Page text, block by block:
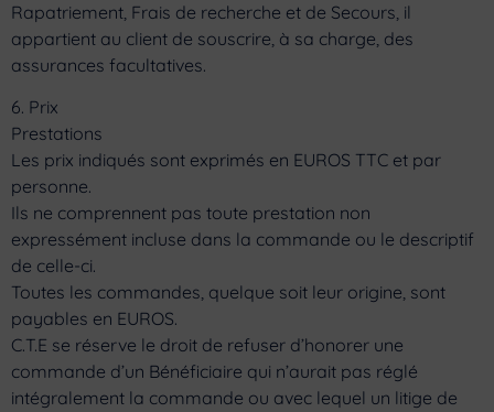
Rapatriement, Frais de recherche et de Secours, il
appartient au client de souscrire, à sa charge, des
assurances facultatives.
6. Prix
Prestations
Les prix indiqués sont exprimés en EUROS TTC et par
personne.
Ils ne comprennent pas toute prestation non
expressément incluse dans la commande ou le descriptif
de celle-ci.
Toutes les commandes, quelque soit leur origine, sont
payables en EUROS.
C.T.E se réserve le droit de refuser d’honorer une
commande d’un Bénéficiaire qui n’aurait pas réglé
intégralement la commande ou avec lequel un litige de